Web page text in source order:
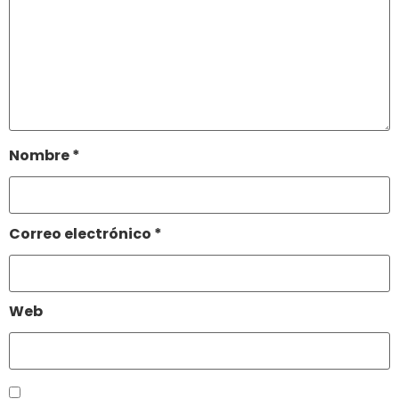
Nombre*
Correo electrónico *
Web